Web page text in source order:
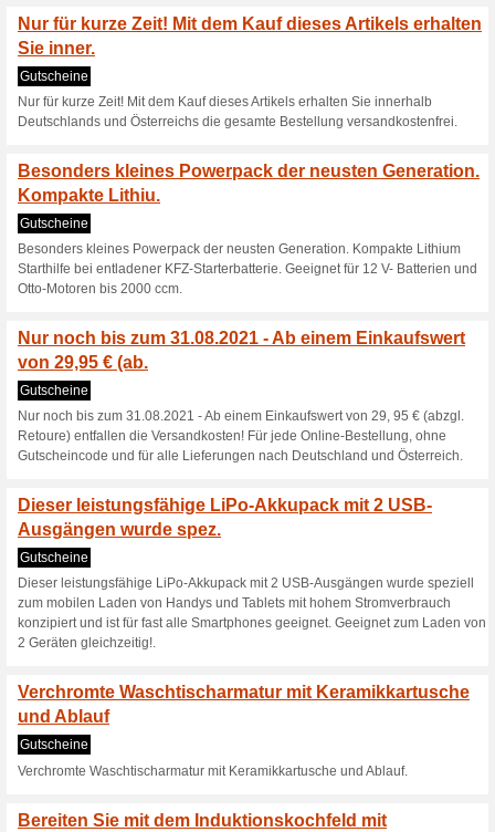
Hochwertige T-Profil
CV-Stahl und m.
Gutscheine
Hochwertige T-Profil
magnetischen Spitzen. Dank
Schraubendreher besonders
Das Eufab Batterie-
Batteriela.
Gutscheine
angepasst an die technisch
moderner Kraftfahrzeuge.